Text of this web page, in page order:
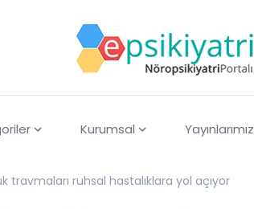
Kurumsal Yayınlarımız
travmaları ruhsal hastalıklara yol açıyor